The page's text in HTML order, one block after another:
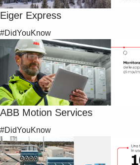
Eiger Express
#DidYouKnow
ABB Motion Services
#DidYouKnow